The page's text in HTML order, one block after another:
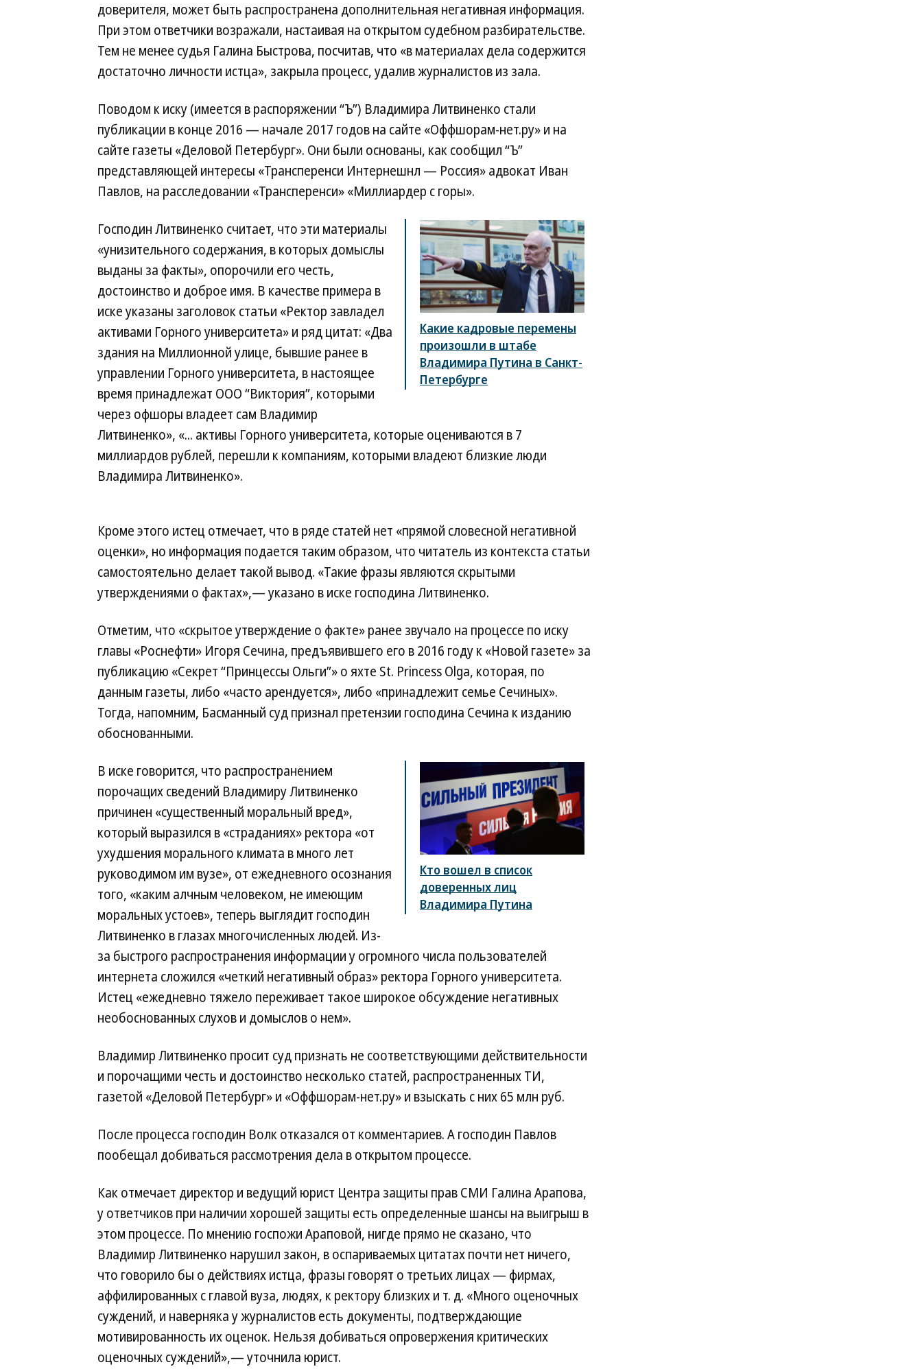
доверителя, может быть распространена дополнительная негативная информация.
При этом ответчики возражали, настаивая на открытом судебном разбирательстве.
Тем не менее судья Галина Быстрова, посчитав, что «в материалах дела содержится
достаточно личности истца», закрыла процесс, удалив журналистов из зала.
Поводом к иску (имеется в распоряжении “Ъ”) Владимира Литвиненко стали
публикации в конце 2016 — начале 2017 годов на сайте «Оффшорам-нет.ру» и на
сайте газеты «Деловой Петербург». Они были основаны, как сообщил “Ъ”
представляющей интересы «Трансперенси Интернешнл — Россия» адвокат Иван
Павлов, на расследовании «Трансперенси» «Миллиардер с горы».
Какие кадровые перемены
произошли в штабе
Владимира Путина в Санкт-
Петербурге
Господин Литвиненко считает, что эти материалы
«унизительного содержания, в которых домыслы
выданы за факты», опорочили его честь,
достоинство и доброе имя. В качестве примера в
иске указаны заголовок статьи «Ректор завладел
активами Горного университета» и ряд цитат: «Два
здания на Миллионной улице, бывшие ранее в
управлении Горного университета, в настоящее
время принадлежат ООО “Виктория”, которыми
через офшоры владеет сам Владимир
Литвиненко», «... активы Горного университета, которые оцениваются в 7
миллиардов рублей, перешли к компаниям, которыми владеют близкие люди
Владимира Литвиненко».
Кроме этого истец отмечает, что в ряде статей нет «прямой словесной негативной
оценки», но информация подается таким образом, что читатель из контекста статьи
самостоятельно делает такой вывод. «Такие фразы являются скрытыми
утверждениями о фактах»,— указано в иске господина Литвиненко.
Отметим, что «скрытое утверждение о факте» ранее звучало на процессе по иску
главы «Роснефти» Игоря Сечина, предъявившего его в 2016 году к «Новой газете» за
публикацию «Секрет “Принцессы Ольги”» о яхте St. Princess Olga, которая, по
данным газеты, либо «часто арендуется», либо «принадлежит семье Сечиных».
Тогда, напомним, Басманный суд признал претензии господина Сечина к изданию
обоснованными.
Кто вошел в список
доверенных лиц
Владимира Путина
В иске говорится, что распространением
порочащих сведений Владимиру Литвиненко
причинен «существенный моральный вред»,
который выразился в «страданиях» ректора «от
ухудшения морального климата в много лет
руководимом им вузе», от ежедневного осознания
того, «каким алчным человеком, не имеющим
моральных устоев», теперь выглядит господин
Литвиненко в глазах многочисленных людей. Из-
за быстрого распространения информации у огромного числа пользователей
интернета сложился «четкий негативный образ» ректора Горного университета.
Истец «ежедневно тяжело переживает такое широкое обсуждение негативных
необоснованных слухов и домыслов о нем».
Владимир Литвиненко просит суд признать не соответствующими действительности
и порочащими честь и достоинство несколько статей, распространенных ТИ,
газетой «Деловой Петербург» и «Оффшорам-нет.ру» и взыскать с них 65 млн руб.
После процесса господин Волк отказался от комментариев. А господин Павлов
пообещал добиваться рассмотрения дела в открытом процессе.
Как отмечает директор и ведущий юрист Центра защиты прав СМИ Галина Арапова,
у ответчиков при наличии хорошей защиты есть определенные шансы на выигрыш в
этом процессе. По мнению госпожи Араповой, нигде прямо не сказано, что
Владимир Литвиненко нарушил закон, в оспариваемых цитатах почти нет ничего,
что говорило бы о действиях истца, фразы говорят о третьих лицах — фирмах,
аффилированных с главой вуза, людях, к ректору близких и т. д. «Много оценочных
суждений, и наверняка у журналистов есть документы, подтверждающие
мотивированность их оценок. Нельзя добиваться опровержения критических
оценочных суждений»,— уточнила юрист.